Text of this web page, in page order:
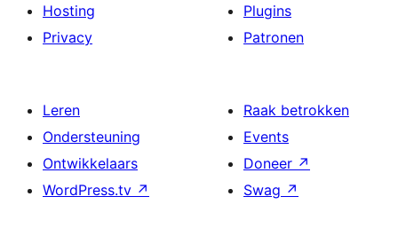
Hosting
Privacy
Plugins
Patronen
Leren
Ondersteuning
Ontwikkelaars
WordPress.tv ↗
Raak betrokken
Events
Doneer ↗
Swag ↗